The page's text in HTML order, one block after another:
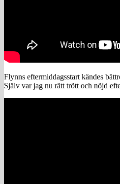
Flynns eftermiddagsstart kändes
Själv var jag nu rätt trött och nöjd